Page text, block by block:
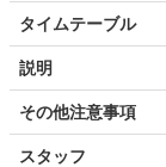
タイムテーブル
説明
その他注意事項
スタッフ